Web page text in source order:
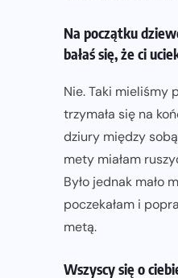
Na początku
bałaś się, że ci
Nie. Taki mieliśmy
trzymała się na
dziury między
mety miałam
Było jednak mało
poczekałam i
metą.
Wszyscy się o